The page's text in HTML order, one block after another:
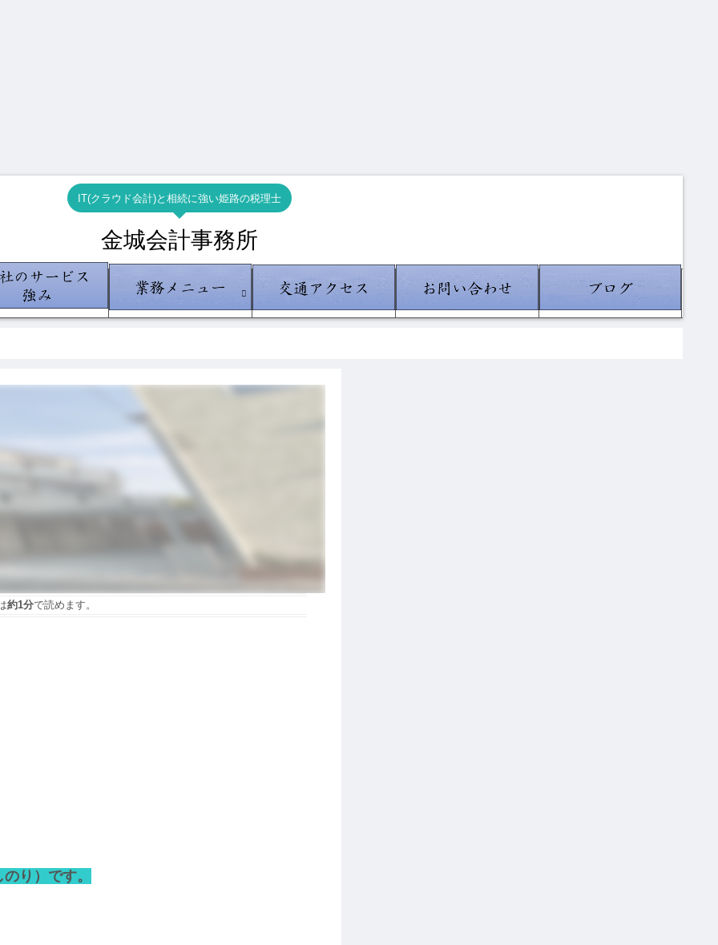
IT(クラウド会計)と相続に強い姫路の税理士
金城会計事務所
約1分で読めます。
り）です。